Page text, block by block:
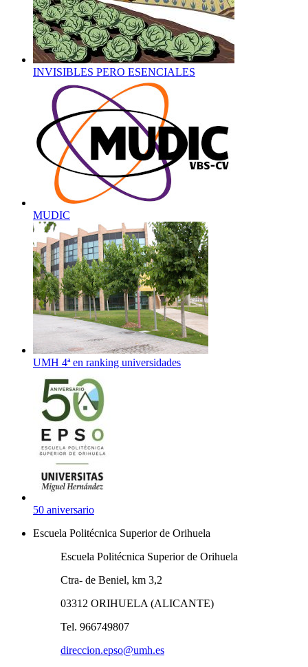
INVISIBLES PERO ESENCIALES
MUDIC
UMH 4ª en ranking universidades
50 aniversario
Escuela Politécnica Superior de Orihuela
Escuela Politécnica Superior de Orihuela
Ctra- de Beniel, km 3,2
03312 ORIHUELA (ALICANTE)
Tel. 966749807
direccion.epso@umh.es